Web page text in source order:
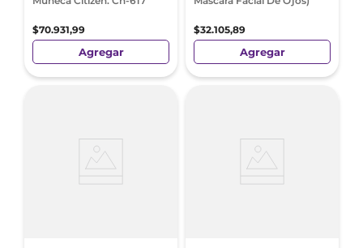
$70.931,99
Agregar
$32.105,89
Agregar